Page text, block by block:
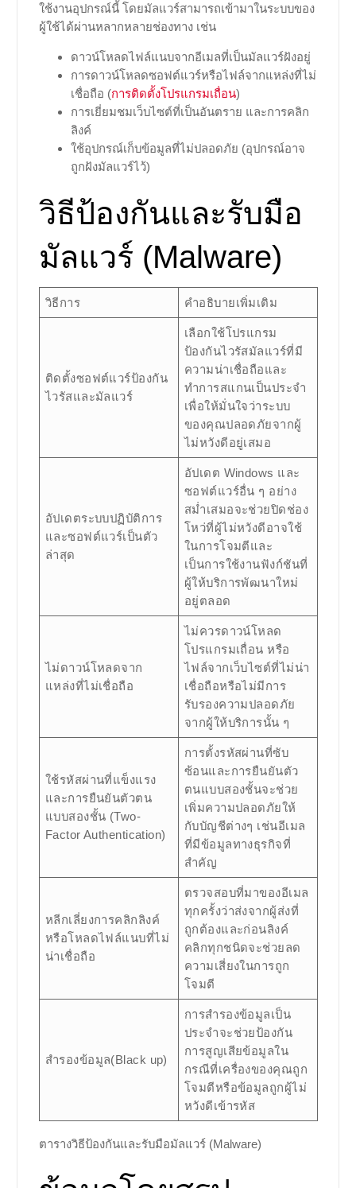
ใช้งานอุปกรณ์นี้ โดยมัลแวร์สามารถเข้ามาในระบบของ
ผู้ใช้ได้ผ่านหลากหลายช่องทาง เช่น
ดาวน์โหลดไฟล์แนบจากอีเมลที่เป็นมัลแวร์ฝังอยู่
การดาวน์โหลดซอฟต์แวร์หรือไฟล์จากแหล่งที่ไม่
เชื่อถือ (การติดตั้งโปรแกรมเถื่อน)
การเยี่ยมชมเว็บไซต์ที่เป็นอันตราย และการคลิก
ลิงค์
ใช้อุปกรณ์เก็บข้อมูลที่ไม่ปลอดภัย (อุปกรณ์อาจ
ถูกฝังมัลแวร์ไว้)
วิธีป้องกันและรับมือ
มัลแวร์ (Malware)
วิธีการ คำอธิบายเพิ่มเติม
ติดตั้งซอฟต์แวร์ป้องกัน
ไวรัสและมัลแวร์
เลือกใช้โปรแกรม
ป้องกันไวรัสมัลแวร์ที่มี
ความน่าเชื่อถือและ
ทำการสแกนเป็นประจำ
เพื่อให้มั่นใจว่าระบบ
ของคุณปลอดภัยจากผู้
ไม่หวังดีอยู่เสมอ
อัปเดตระบบปฏิบัติการ
และซอฟต์แวร์เป็นตัว
ล่าสุด
อัปเดต Windows และ
ซอฟต์แวร์อื่น ๆ อย่าง
สม่ำเสมอจะช่วยปิดช่อง
โหว่ที่ผู้ไม่หวังดีอาจใช้
ในการโจมตีและ
เป็นการใช้งานฟังก์ชันที่
ผู้ให้บริการพัฒนาใหม่
อยู่ตลอด
ไม่ดาวน์โหลดจาก
แหล่งที่ไม่เชื่อถือ
ไม่ควรดาวน์โหลด
โปรแกรมเถื่อน หรือ
ไฟล์จากเว็บไซต์ที่ไม่น่า
เชื่อถือหรือไม่มีการ
รับรองความปลอดภัย
จากผู้ให้บริการนั้น ๆ
ใช้รหัสผ่านที่แข็งแรง
และการยืนยันตัวตน
แบบสองชั้น (Two-
Factor Authentication)
การตั้งรหัสผ่านที่ซับ
ซ้อนและการยืนยันตัว
ตนแบบสองชั้นจะช่วย
เพิ่มความปลอดภัยให้
กับบัญชีต่างๆ เช่นอีเมล
ที่มีข้อมูลทางธุรกิจที่
สำคัญ
หลีกเลี่ยงการคลิกลิงค์
หรือโหลดไฟล์แนบที่ไม่
น่าเชื่อถือ
ตรวจสอบที่มาของอีเมล
ทุกครั้งว่าส่งจากผู้ส่งที่
ถูกต้องและก่อนลิงค์
คลิกทุกชนิดจะช่วยลด
ความเสี่ยงในการถูก
โจมตี
สำรองข้อมูล(Black up)
การสำรองข้อมูลเป็น
ประจำจะช่วยป้องกัน
การสูญเสียข้อมูลใน
กรณีที่เครื่องของคุณถูก
โจมตีหรือข้อมูลถูกผู้ไม่
หวังดีเข้ารหัส
ตารางวิธีป้องกันและรับมือมัลแวร์ (Malware)